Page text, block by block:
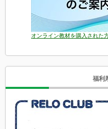
オンライン教材を購入された
福利